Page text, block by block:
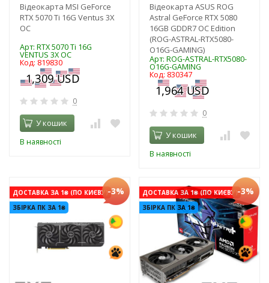
Відеокарта MSI GeForce
RTX 5070 Ti 16G Ventus 3X
OC
Арт: RTX 5070 Ti 16G
VENTUS 3X OC
Код: 819830
0
У кошик
В наявності
Відеокарта ASUS ROG
Astral GeForce RTX 5080
16GB GDDR7 OC Edition
(ROG-ASTRAL-RTX5080-
O16G-GAMING)
Арт: ROG-ASTRAL-RTX5080-
O16G-GAMING
Код: 830347
0
У кошик
В наявності
ДОСТАВКА ЗА 1₴ (ПО КИЄВУ)
ЗБІРКА ПК ЗА 1₴
-3%
ДОСТАВКА ЗА 1₴ (ПО КИЄВУ)
ЗБІРКА ПК ЗА 1₴
-3%